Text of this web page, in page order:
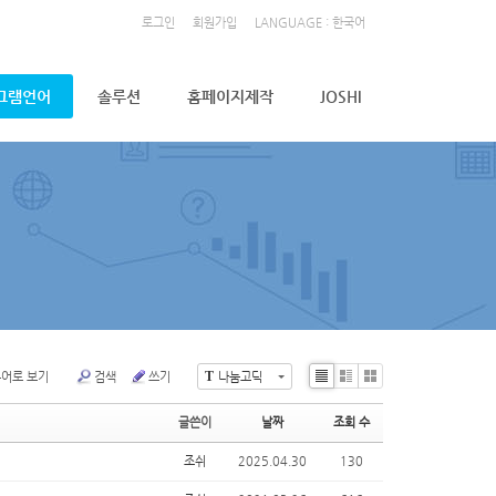
로그인 회원가입 LANGUAGE : 한국어
램언어 솔루션 홈페이지제작 JOSHI
T 나눔고딕
로 보기 검색
쓰기
Li
Zi
n
G
al
글쓴이 날짜 조회 수
조쉬 2025.04.30 130